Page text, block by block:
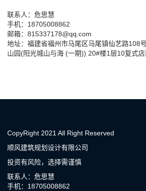
联系人：危思慧
手机：18705008862
邮箱：815337178@qq.com
地址：福建省福州市马尾区马尾镇仙艺路108
山园(阳光城山与海 (一期)) 20#楼1层10复式
CopyRight 2021 All Right Reserved
顺风建筑规划设计有限公司
投资有风险，选择需谨慎
联系人：危思慧
手机：18705008862